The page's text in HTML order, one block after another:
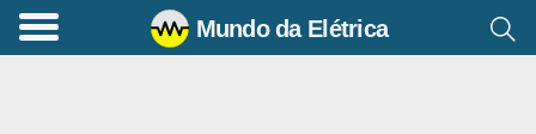
Mundo da Elétrica
C